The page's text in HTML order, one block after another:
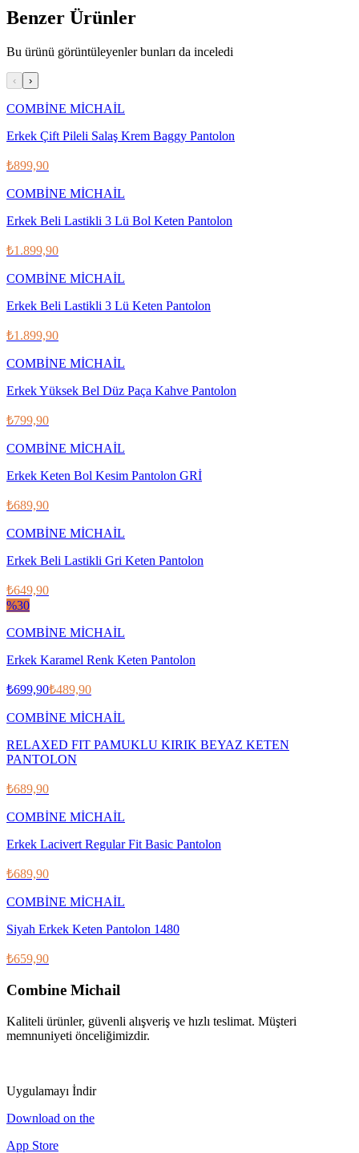
Benzer Ürünler
Bu ürünü görüntüleyenler bunları da inceledi
‹ ›
COMBİNE MİCHAİL
Erkek Çift Pileli Salaş Krem Baggy Pantolon
₺899,90
COMBİNE MİCHAİL
Erkek Beli Lastikli 3 Lü Bol Keten Pantolon
₺1.899,90
COMBİNE MİCHAİL
Erkek Beli Lastikli 3 Lü Keten Pantolon
₺1.899,90
COMBİNE MİCHAİL
Erkek Yüksek Bel Düz Paça Kahve Pantolon
₺799,90
COMBİNE MİCHAİL
Erkek Keten Bol Kesim Pantolon GRİ
₺689,90
COMBİNE MİCHAİL
Erkek Beli Lastikli Gri Keten Pantolon
₺649,90
%30
COMBİNE MİCHAİL
Erkek Karamel Renk Keten Pantolon
₺699,90₺489,90
COMBİNE MİCHAİL
RELAXED FIT PAMUKLU KIRIK BEYAZ KETEN
PANTOLON
₺689,90
COMBİNE MİCHAİL
Erkek Lacivert Regular Fit Basic Pantolon
₺689,90
COMBİNE MİCHAİL
Siyah Erkek Keten Pantolon 1480
₺659,90
Combine Michail
Kaliteli ürünler, güvenli alışveriş ve hızlı teslimat. Müşteri
memnuniyeti önceliğimizdir.
Uygulamayı İndir
Download on the
App Store